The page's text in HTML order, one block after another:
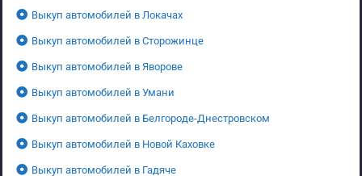
Выкуп автомобилей в Локачах
Выкуп автомобилей в Сторожинце
Выкуп автомобилей в Яворове
Выкуп автомобилей в Умани
Выкуп автомобилей в Белгороде-Днестровском
Выкуп автомобилей в Новой Каховке
Выкуп автомобилей в Гадяче